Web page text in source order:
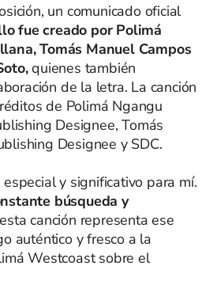
un comunicado oficial
fue creado por Polimá
Tomás Manuel Campos
quienes también
de la letra. La canción
de Polimá Ngangu
Designee, Tomás
Designee y SDC.
y significativo para mí.
búsqueda y
canción representa ese
auténtico y fresco a la
Westcoast sobre el